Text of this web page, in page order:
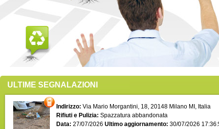
ULTIME SEGNALAZIONI
Indirizzo: Via Mario Morgantini, 18, 20148 Milano MI, Italia
Rifiuti e Pulizia: Spazzatura abbandonata
Data: 27/07/2026 Ultimo aggiornamento: 30/07/2026